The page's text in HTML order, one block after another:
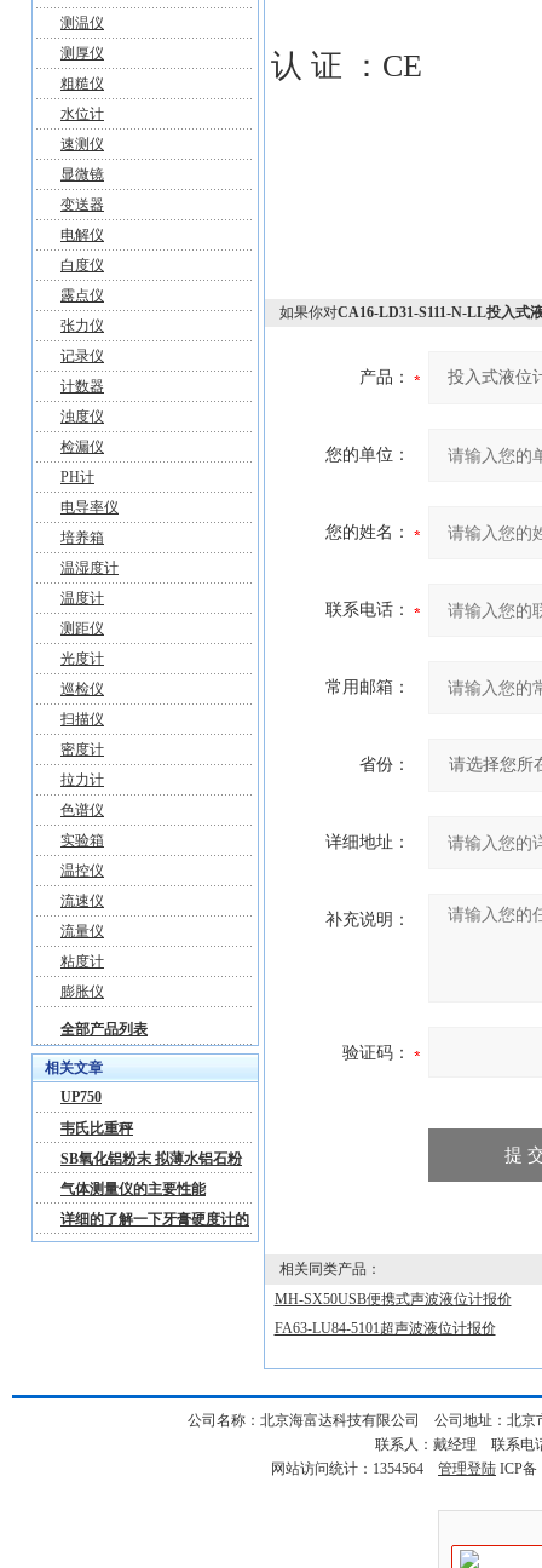
测温仪
测厚仪
粗糙仪
水位计
速测仪
显微镜
变送器
电解仪
白度仪
露点仪
张力仪
记录仪
计数器
浊度仪
检漏仪
PH计
电导率仪
培养箱
温湿度计
温度计
测距仪
光度计
巡检仪
扫描仪
密度计
拉力计
色谱仪
实验箱
温控仪
流速仪
流量仪
粘度计
膨胀仪
全部产品列表
相关文章
UP750
韦氏比重秤
SB氧化铝粉末 拟薄水铝石粉
技术交流
气体测量仪的主要性能
详细的了解一下牙膏硬度计的
操作使用方法吧
认 证 ：CE
如果你对CA16-LD31-S111-N-LL投入式
产品：
您的单位：
您的姓名：
联系电话：
常用邮箱：
省份：
详细地址：
补充说明：
验证码：
相关同类产品：
MH-SX50USB便携式声波液位计报价
FA63-LU84-5101超声波液位计报价
公司名称：北京海富达科技有限公司 公司地址：北
联系人：戴经理 联系电
网站访问统计：1354564 管理登陆 ICP备